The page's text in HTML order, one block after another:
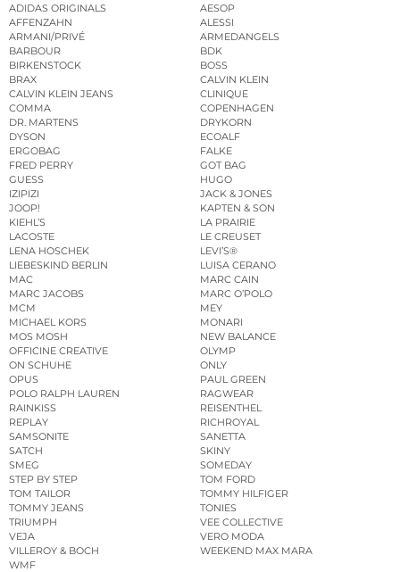
ADIDAS ORIGINALS
AESOP
AFFENZAHN
ALESSI
ARMANI/PRIVÉ
ARMEDANGELS
BARBOUR
BDK
BIRKENSTOCK
BOSS
BRAX
CALVIN KLEIN
CALVIN KLEIN JEANS
CLINIQUE
COMMA
COPENHAGEN
DR. MARTENS
DRYKORN
DYSON
ECOALF
ERGOBAG
FALKE
FRED PERRY
GOT BAG
GUESS
HUGO
IZIPIZI
JACK & JONES
JOOP!
KAPTEN & SON
KIEHL’S
LA PRAIRIE
LACOSTE
LE CREUSET
LENA HOSCHEK
LEVI’S®
LIEBESKIND BERLIN
LUISA CERANO
MAC
MARC CAIN
MARC JACOBS
MARC O’POLO
MCM
MEY
MICHAEL KORS
MONARI
MOS MOSH
NEW BALANCE
OFFICINE CREATIVE
OLYMP
ON SCHUHE
ONLY
OPUS
PAUL GREEN
POLO RALPH LAUREN
RAGWEAR
RAINKISS
REISENTHEL
REPLAY
RICHROYAL
SAMSONITE
SANETTA
SATCH
SKINY
SMEG
SOMEDAY
STEP BY STEP
TOM FORD
TOM TAILOR
TOMMY HILFIGER
TOMMY JEANS
TONIES
TRIUMPH
VEE COLLECTIVE
VEJA
VERO MODA
VILLEROY & BOCH
WEEKEND MAX MARA
WMF